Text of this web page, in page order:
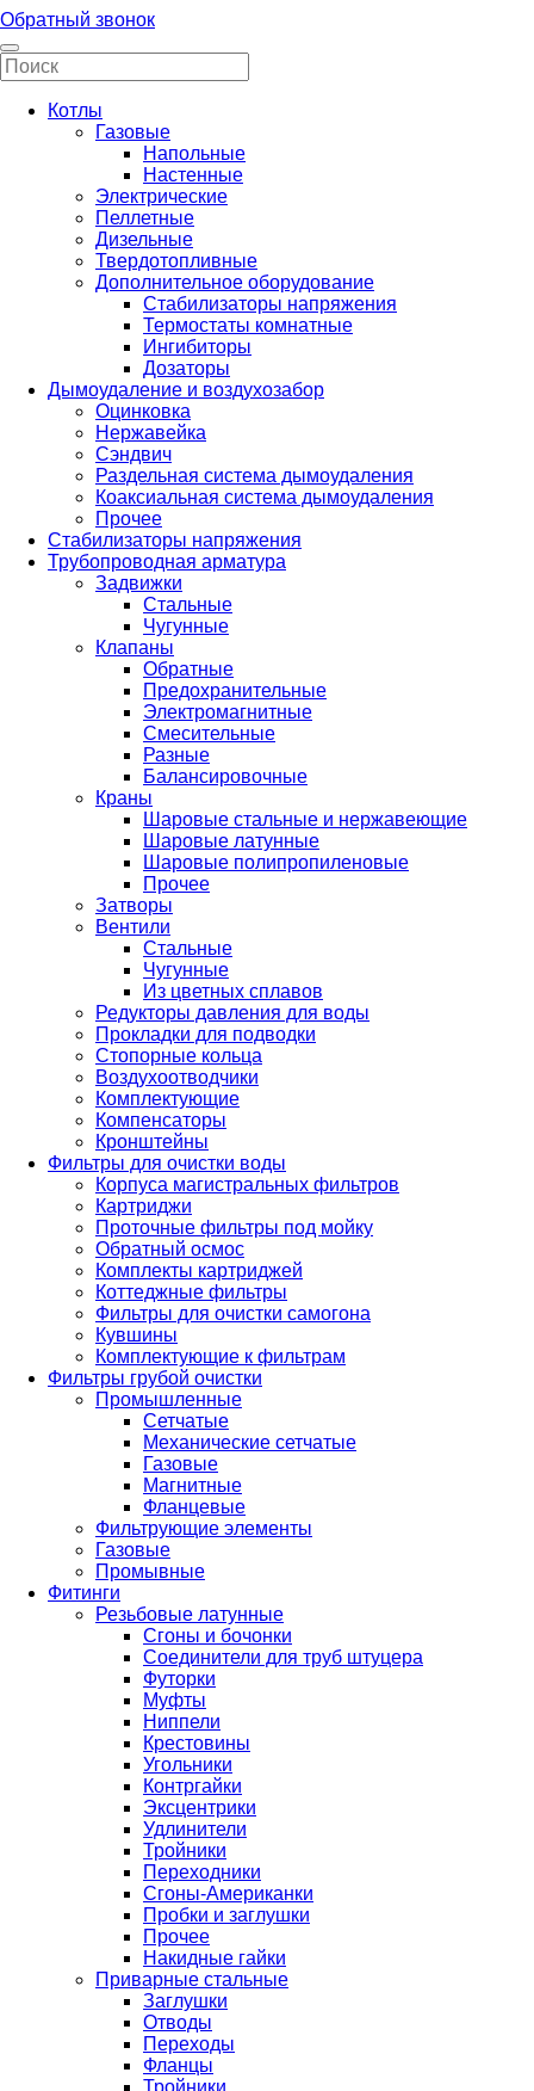
Обратный звонок
Котлы
Газовые
Напольные
Настенные
Электрические
Пеллетные
Дизельные
Твердотопливные
Дополнительное оборудование
Стабилизаторы напряжения
Термостаты комнатные
Ингибиторы
Дозаторы
Дымоудаление и воздухозабор
Оцинковка
Нержавейка
Сэндвич
Раздельная система дымоудаления
Коаксиальная система дымоудаления
Прочее
Стабилизаторы напряжения
Трубопроводная арматура
Задвижки
Стальные
Чугунные
Клапаны
Обратные
Предохранительные
Электромагнитные
Смесительные
Разные
Балансировочные
Краны
Шаровые стальные и нержавеющие
Шаровые латунные
Шаровые полипропиленовые
Прочее
Затворы
Вентили
Стальные
Чугунные
Из цветных сплавов
Редукторы давления для воды
Прокладки для подводки
Стопорные кольца
Воздухоотводчики
Комплектующие
Компенсаторы
Кронштейны
Фильтры для очистки воды
Корпуса магистральных фильтров
Картриджи
Проточные фильтры под мойку
Обратный осмос
Комплекты картриджей
Коттеджные фильтры
Фильтры для очистки самогона
Кувшины
Комплектующие к фильтрам
Фильтры грубой очистки
Промышленные
Сетчатые
Механические сетчатые
Газовые
Магнитные
Фланцевые
Фильтрующие элементы
Газовые
Промывные
Фитинги
Резьбовые латунные
Сгоны и бочонки
Соединители для труб штуцера
Футорки
Муфты
Ниппели
Крестовины
Угольники
Контргайки
Эксцентрики
Удлинители
Тройники
Переходники
Сгоны-Американки
Пробки и заглушки
Прочее
Накидные гайки
Приварные стальные
Заглушки
Отводы
Переходы
Фланцы
Тройники